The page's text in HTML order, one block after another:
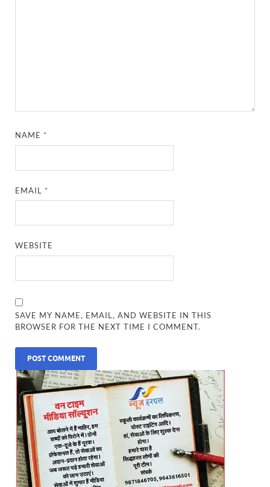
NAME *
EMAIL *
WEBSITE
SAVE MY NAME, EMAIL, AND WEBSITE IN THIS
BROWSER FOR THE NEXT TIME I COMMENT.